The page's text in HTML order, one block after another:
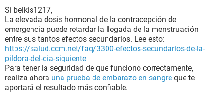
Si belkis1217,
La elevada dosis hormonal de la contracepción de
emergencia puede retardar la llegada de la menstruación
entre sus tantos efectos secundarios. Lee esto:
https://salud.ccm.net/faq/3300-efectos-secundarios-de-la-
pildora-del-dia-siguiente
Para tener la seguridad de que funcionó correctamente,
realiza ahora una prueba de embarazo en sangre que te
aportará el resultado más confiable.